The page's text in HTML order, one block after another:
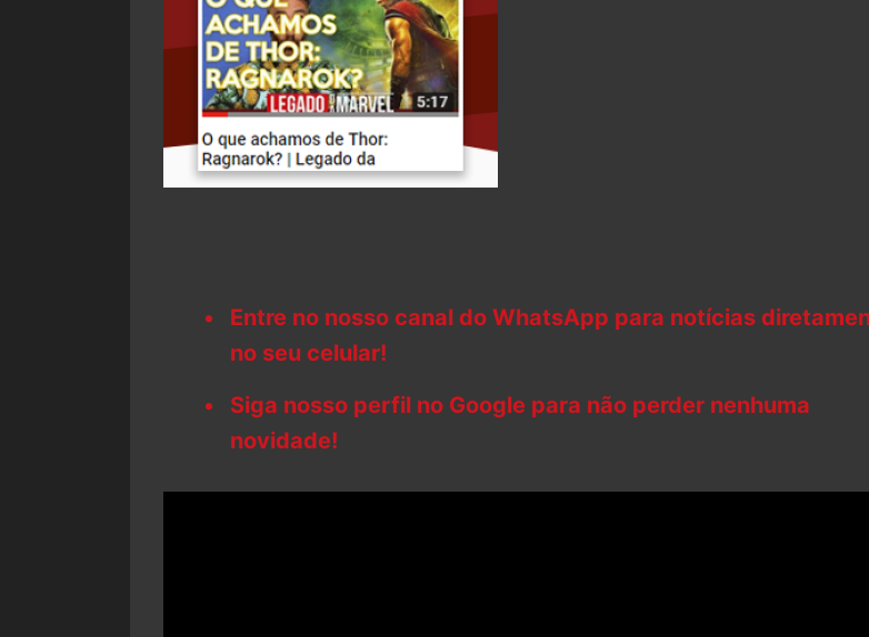
Entre no nosso canal do WhatsApp para notícias
no seu celular!
Siga nosso perfil no Google para não perder nenhuma
novidade!